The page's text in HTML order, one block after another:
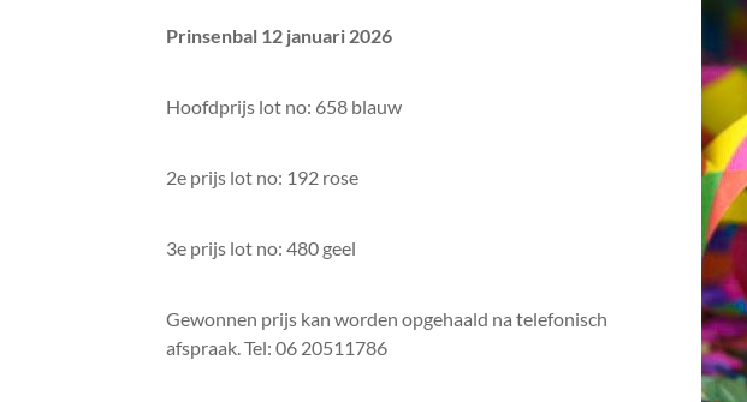
Prinsenbal 12 januari 2026
Hoofdprijs lot no: 658 blauw
2e prijs lot no: 192 rose
3e prijs lot no: 480 geel
Gewonnen prijs kan worden opgehaald na telefonisch
afspraak. Tel: 06 20511786